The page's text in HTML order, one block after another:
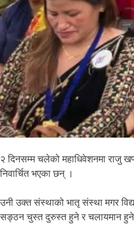
२ दिनसम्म चलेको महाधिवेशनमा राजु
निवार्चित भएका छन् ।
उनी उक्त संस्थाको भातृ संस्था मगर
सङ्ठन चुस्त दुरुस्त हुने र चलायमान हुने